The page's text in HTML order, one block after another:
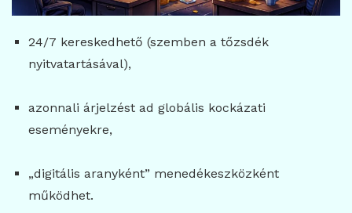
24/7 kereskedhető (szemben a tőzsdék
nyitvatartásával),
azonnali árjelzést ad globális kockázati
eseményekre,
„digitális aranyként” menedékeszközként
működhet.